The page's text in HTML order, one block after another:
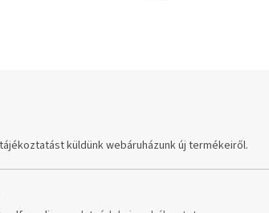
küldünk webáruházunk új termékeiről.